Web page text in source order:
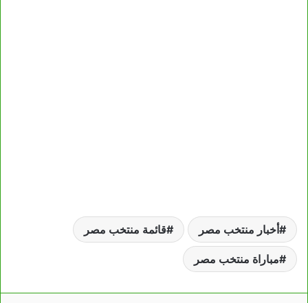
أخبار منتخب مصر قائمة منتخب مصر
مباراة منتخب مصر